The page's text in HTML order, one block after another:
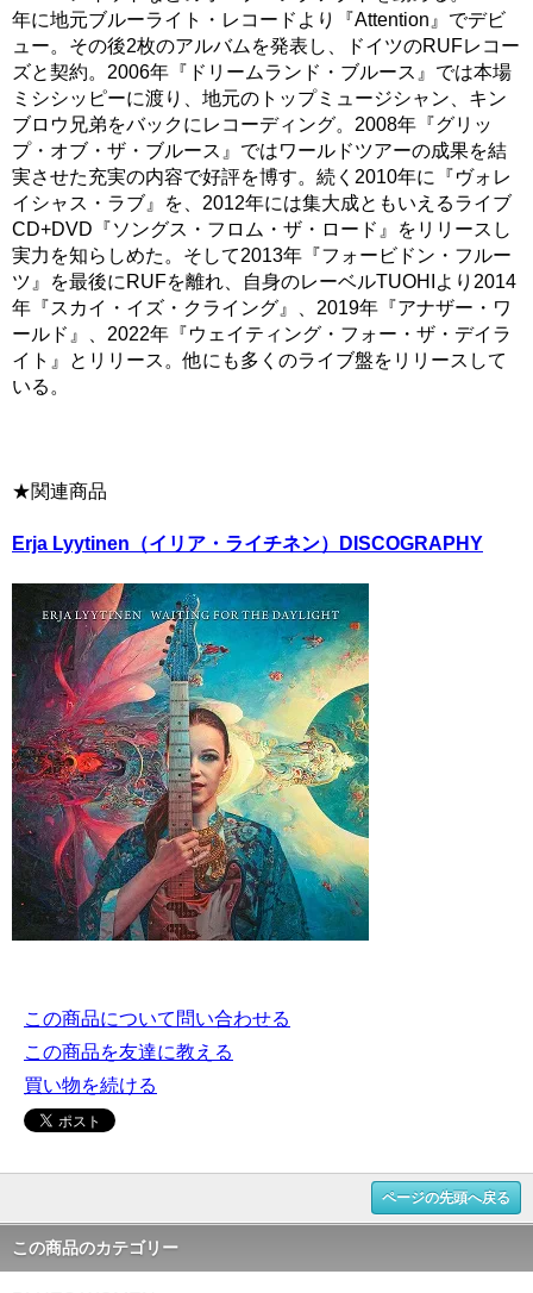
年に地元ブルーライト・レコードより『Attention』でデビ
ュー。その後2枚のアルバムを発表し、ドイツのRUFレコー
ズと契約。2006年『ドリームランド・ブルース』では本場
ミシシッピーに渡り、地元のトップミュージシャン、キン
ブロウ兄弟をバックにレコーディング。2008年『グリッ
プ・オブ・ザ・ブルース』ではワールドツアーの成果を結
実させた充実の内容で好評を博す。続く2010年に『ヴォレ
イシャス・ラブ』を、2012年には集大成ともいえるライブ
CD+DVD『ソングス・フロム・ザ・ロード』をリリースし
実力を知らしめた。そして2013年『フォービドン・フルー
ツ』を最後にRUFを離れ、自身のレーベルTUOHIより2014
年『スカイ・イズ・クライング』、2019年『アナザー・ワ
ールド』、2022年『ウェイティング・フォー・ザ・デイラ
イト』とリリース。他にも多くのライブ盤をリリースして
いる。
★関連商品
Erja Lyytinen（イリア・ライチネン）DISCOGRAPHY
この商品について問い合わせる
この商品を友達に教える
買い物を続ける
ページの先頭へ戻る
この商品のカテゴリー